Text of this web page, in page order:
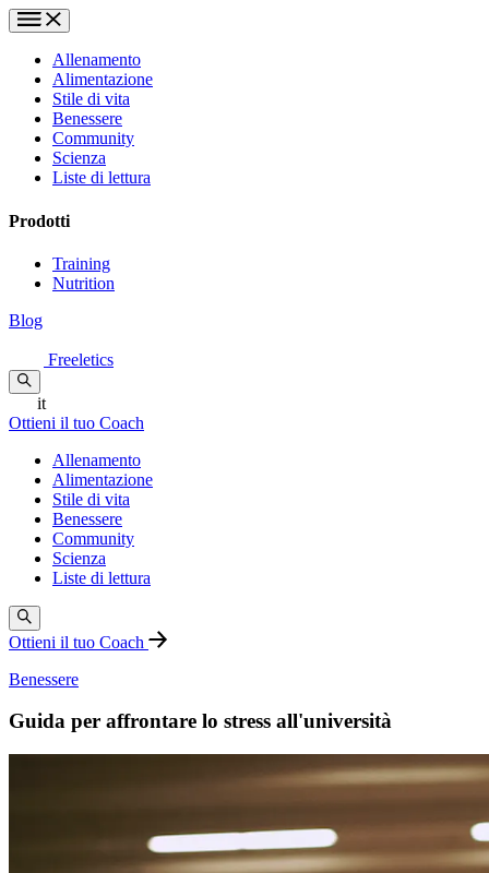
Allenamento
Alimentazione
Stile di vita
Benessere
Community
Scienza
Liste di lettura
Prodotti
Training
Nutrition
Blog
Freeletics
it
Ottieni il tuo Coach
Allenamento
Alimentazione
Stile di vita
Benessere
Community
Scienza
Liste di lettura
Ottieni il tuo Coach
Benessere
Guida per affrontare lo stress all'università